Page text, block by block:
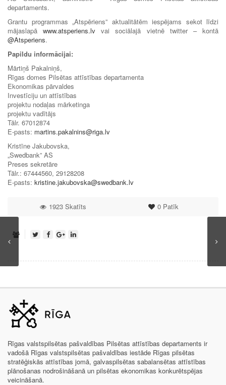
departaments.
Grantu programmas „Atspēriens” aktualitātēm iespējams sekot līdzi
mājaslapāwww.atsperiens.lv vai sociālajā vietnē twitter – kontā
@Atsperiens.
Papildu informācijai:
Mārtiņš Pakalniņš,
Rīgas domes Pilsētas attīstības departamenta
Ekonomikas pārvaldes
Investīciju un attīstības
projektu nodaļas mārketinga
projektu vadītājs
Tālr. 67012874
E-pasts: martins.pakalnins@riga.lv
Kristīne Jakubovska,
„Swedbank” AS
Preses sekretāre
Tālr.: 67444560, 29128208
E-pasts: kristine.jakubovska@swedbank.lv
0Patīk
1923 Skatīts
Rīgas valstspilsētas pašvaldības Pilsētas attīstības departaments ir
vadošā Rīgas valstspilsētas pašvaldības iestāde Rīgas pilsētas
stratēģiskās attīstības jomā, galvaspilsētas sabalansētas attīstības
plānošanas nodrošināšanā un pilsētas ekonomikas konkurētspējas
veicināšanā.